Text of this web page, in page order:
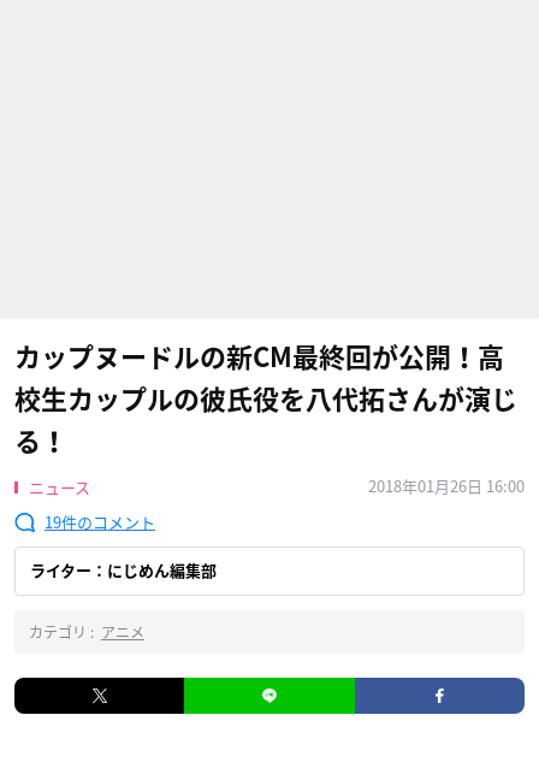
カップヌードルの新CM最終回が公開！高
校生カップルの彼氏役を八代拓さんが演じ
る！
ニュース
2018年01月26日 16:00
19
ライター：にじめん編集部
カテゴリ : アニメ